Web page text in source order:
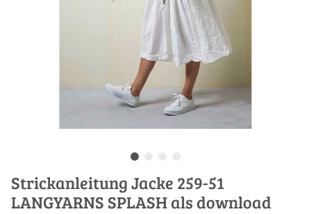
Strickanleitung Jacke 259-51
LANGYARNS SPLASH als download